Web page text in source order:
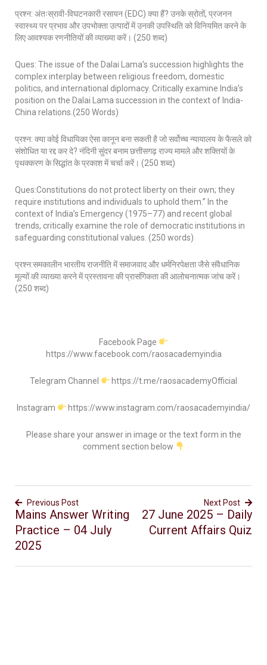
प्रश्न: अंतःस्रावी-विघटनकारी रसायन (EDC) क्या हैं? उनके स्रोतों, प्रजनन
स्वास्थ्य पर प्रभाव और उपभोक्ता उत्पादों में उनकी उपस्थिति को विनियमित करने के
लिए आवश्यक रणनीतियों की व्याख्या करें। (250 शब्द)
Ques: The issue of the Dalai Lama’s succession highlights the
complex interplay between religious freedom, domestic
politics, and international diplomacy. Critically examine India’s
position on the Dalai Lama succession in the context of India-
China relations.(250 Words)
प्रश्न: क्या कोई विधायिका ऐसा कानून बना सकती है जो सर्वोच्च न्यायालय के फैसले को
संशोधित या रद्द कर दे? नंदिनी सुंदर बनाम छत्तीसगढ़ राज्य मामले और शक्तियों के
पृथक्करण के सिद्धांत के प्रकाश में चर्चा करें। (250 शब्द)
Ques:Constitutions do not protect liberty on their own; they
require institutions and individuals to uphold them.” In the
context of India’s Emergency (1975–77) and recent global
trends, critically examine the role of democratic institutions in
safeguarding constitutional values. (250 words)
प्रश्न:समकालीन भारतीय राजनीति में समाजवाद और धर्मनिरपेक्षता जैसे संवैधानिक
मूल्यों की व्याख्या करने में प्रस्तावना की प्रासंगिकता की आलोचनात्मक जांच करें।
(250 शब्द)
Facebook Page
https://www.facebook.com/raosacademyindia
Telegram Channel https://t.me/raosacademyOfficial
Instagram https://www.instagram.com/raosacademyindia/
Please share your answer in image or the text form in the
comment section below
Previous Post
Mains Answer Writing
Practice – 04 July
2025
Next Post
27 June 2025 – Daily
Current Affairs Quiz